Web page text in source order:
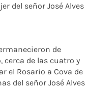
del señor José Alves
de
cerca de las cuatro y
el Rosario a Cova de
del señor José Alves